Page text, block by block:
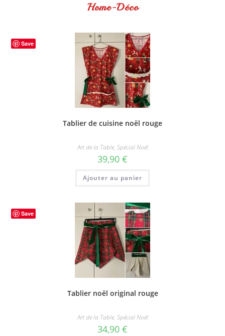
Home-Déco
Save
Tablier de cuisine noël rouge
Art de la Table, Spécial Noël
39,90 €
Ajouter au panier
Save
Tablier noël original rouge
Art de la Table, Spécial Noël
34,90 €